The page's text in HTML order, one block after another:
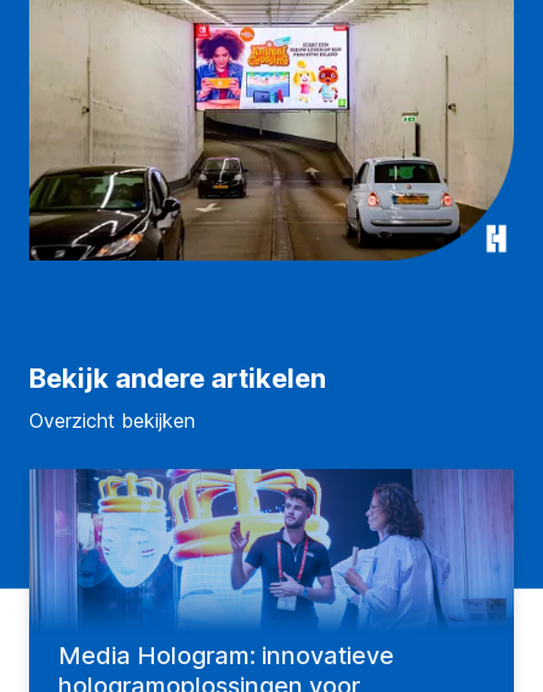
Bekijk andere artikelen
Overzicht bekijken
Media Hologram: innovatieve
hologramoplossingen voor